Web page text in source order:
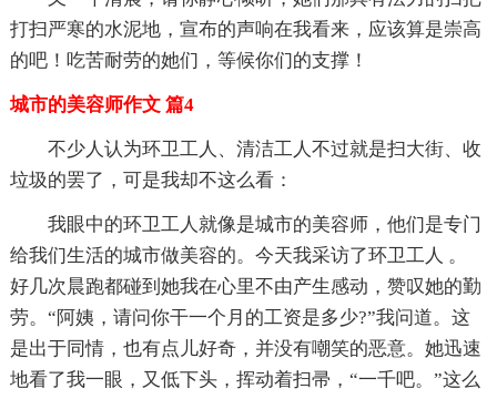
打扫严寒的水泥地，宣布的声响在我看来，应该算是崇高
的吧！吃苦耐劳的她们，等候你们的支撑！
城市的美容师作文 篇4
不少人认为环卫工人、清洁工人不过就是扫大街、收
垃圾的罢了，可是我却不这么看：
我眼中的环卫工人就像是城市的美容师，他们是专门
给我们生活的城市做美容的。今天我采访了环卫工人 。
好几次晨跑都碰到她我在心里不由产生感动，赞叹她的勤
劳。“阿姨，请问你干一个月的工资是多少?”我问道。这
是出于同情，也有点儿好奇，并没有嘲笑的恶意。她迅速
地看了我一眼，又低下头，挥动着扫帚，“一千吧。”这么